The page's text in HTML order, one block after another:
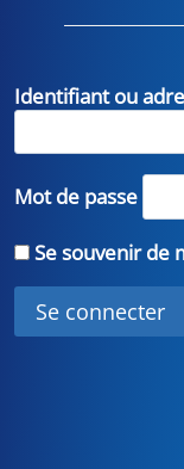
Identifiant ou
Mot de passe
Se souvenir de